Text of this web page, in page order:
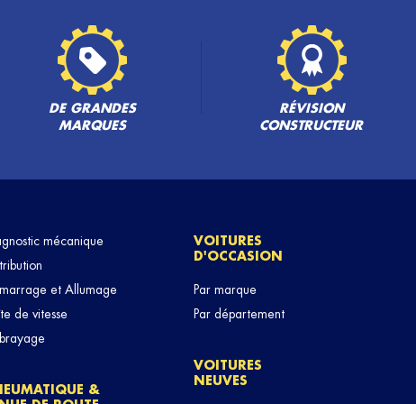
DE GRANDES
MARQUES
RÉVISION
CONSTRUCTEUR
mécanique
et Allumage
de vitesse
&
VOITURES
D'OCCASION
Par marque
Par département
VOITURES
NEUVES